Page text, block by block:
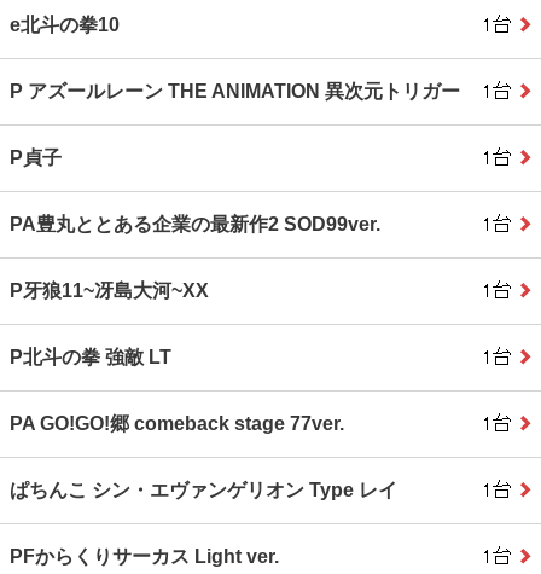
e北斗の拳10
P アズールレーン THE ANIMATION 異次元トリガー
P貞子
PA豊丸ととある企業の最新作2 SOD99ver.
P牙狼11~冴島大河~XX
P北斗の拳 強敵 LT
PA GO!GO!郷 comeback stage 77ver.
ぱちんこ シン・エヴァンゲリオン Type レイ
PFからくりサーカス Light ver.